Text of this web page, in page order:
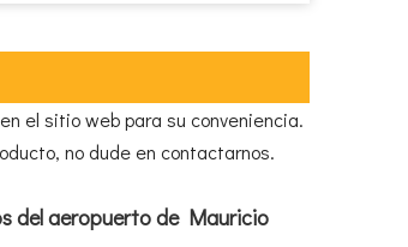
el sitio web para su conveniencia.
no dude en contactarnos.
del aeropuerto de Mauricio